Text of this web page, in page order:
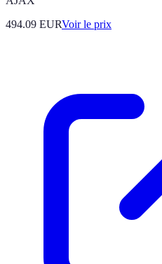
494.09 EURVoir le prix